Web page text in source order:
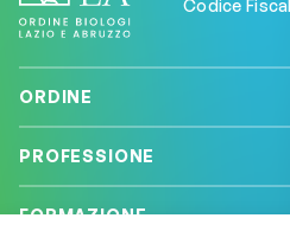
Codice
ORDINE
PROFESSIONE
FORMAZIONE